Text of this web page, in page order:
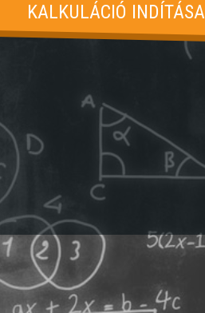
KALKULÁCIÓ INDÍTÁSA